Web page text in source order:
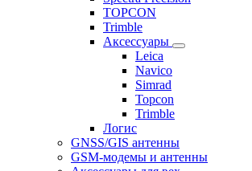
TOPCON
Trimble
Аксессуары
Leica
Navico
Simrad
Topcon
Trimble
Логис
GNSS/GIS антенны
GSM-модемы и антенны